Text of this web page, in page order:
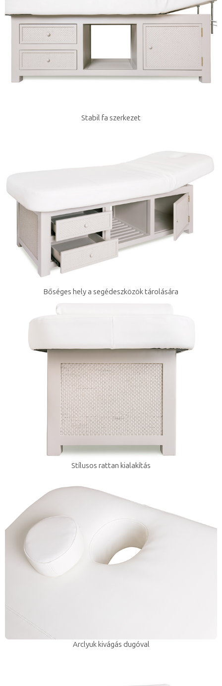
Stabil fa szerkezet
Bőséges hely a segédeszközök tárolására
Stílusos rattan kialakítás
Arclyuk kivágás dugóval